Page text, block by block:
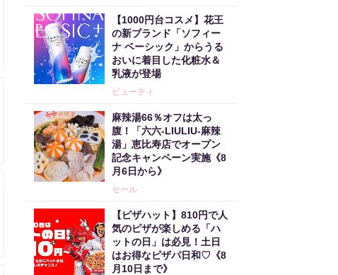
【1000円台コスメ】花王
の新ブランド「ソフィー
ナ ベーシック」からうる
おいに着目した化粧水＆
乳液が登場
ビューティ
麻辣湯66％オフは太っ
腹！「六六-LIULIU-麻辣
湯」恵比寿店でオープン
記念キャンペーン実施《8
月6日から》
セール
【ピザハット】810円で人
気のピザが楽しめる「ハ
ットの日」は必見！土日
はお得なピザパ日和♡《8
月10日まで》